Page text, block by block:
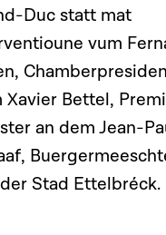
Duc statt mat
vum
Xavier Bettel,
an dem Jean-
Stad Ettelbréck.